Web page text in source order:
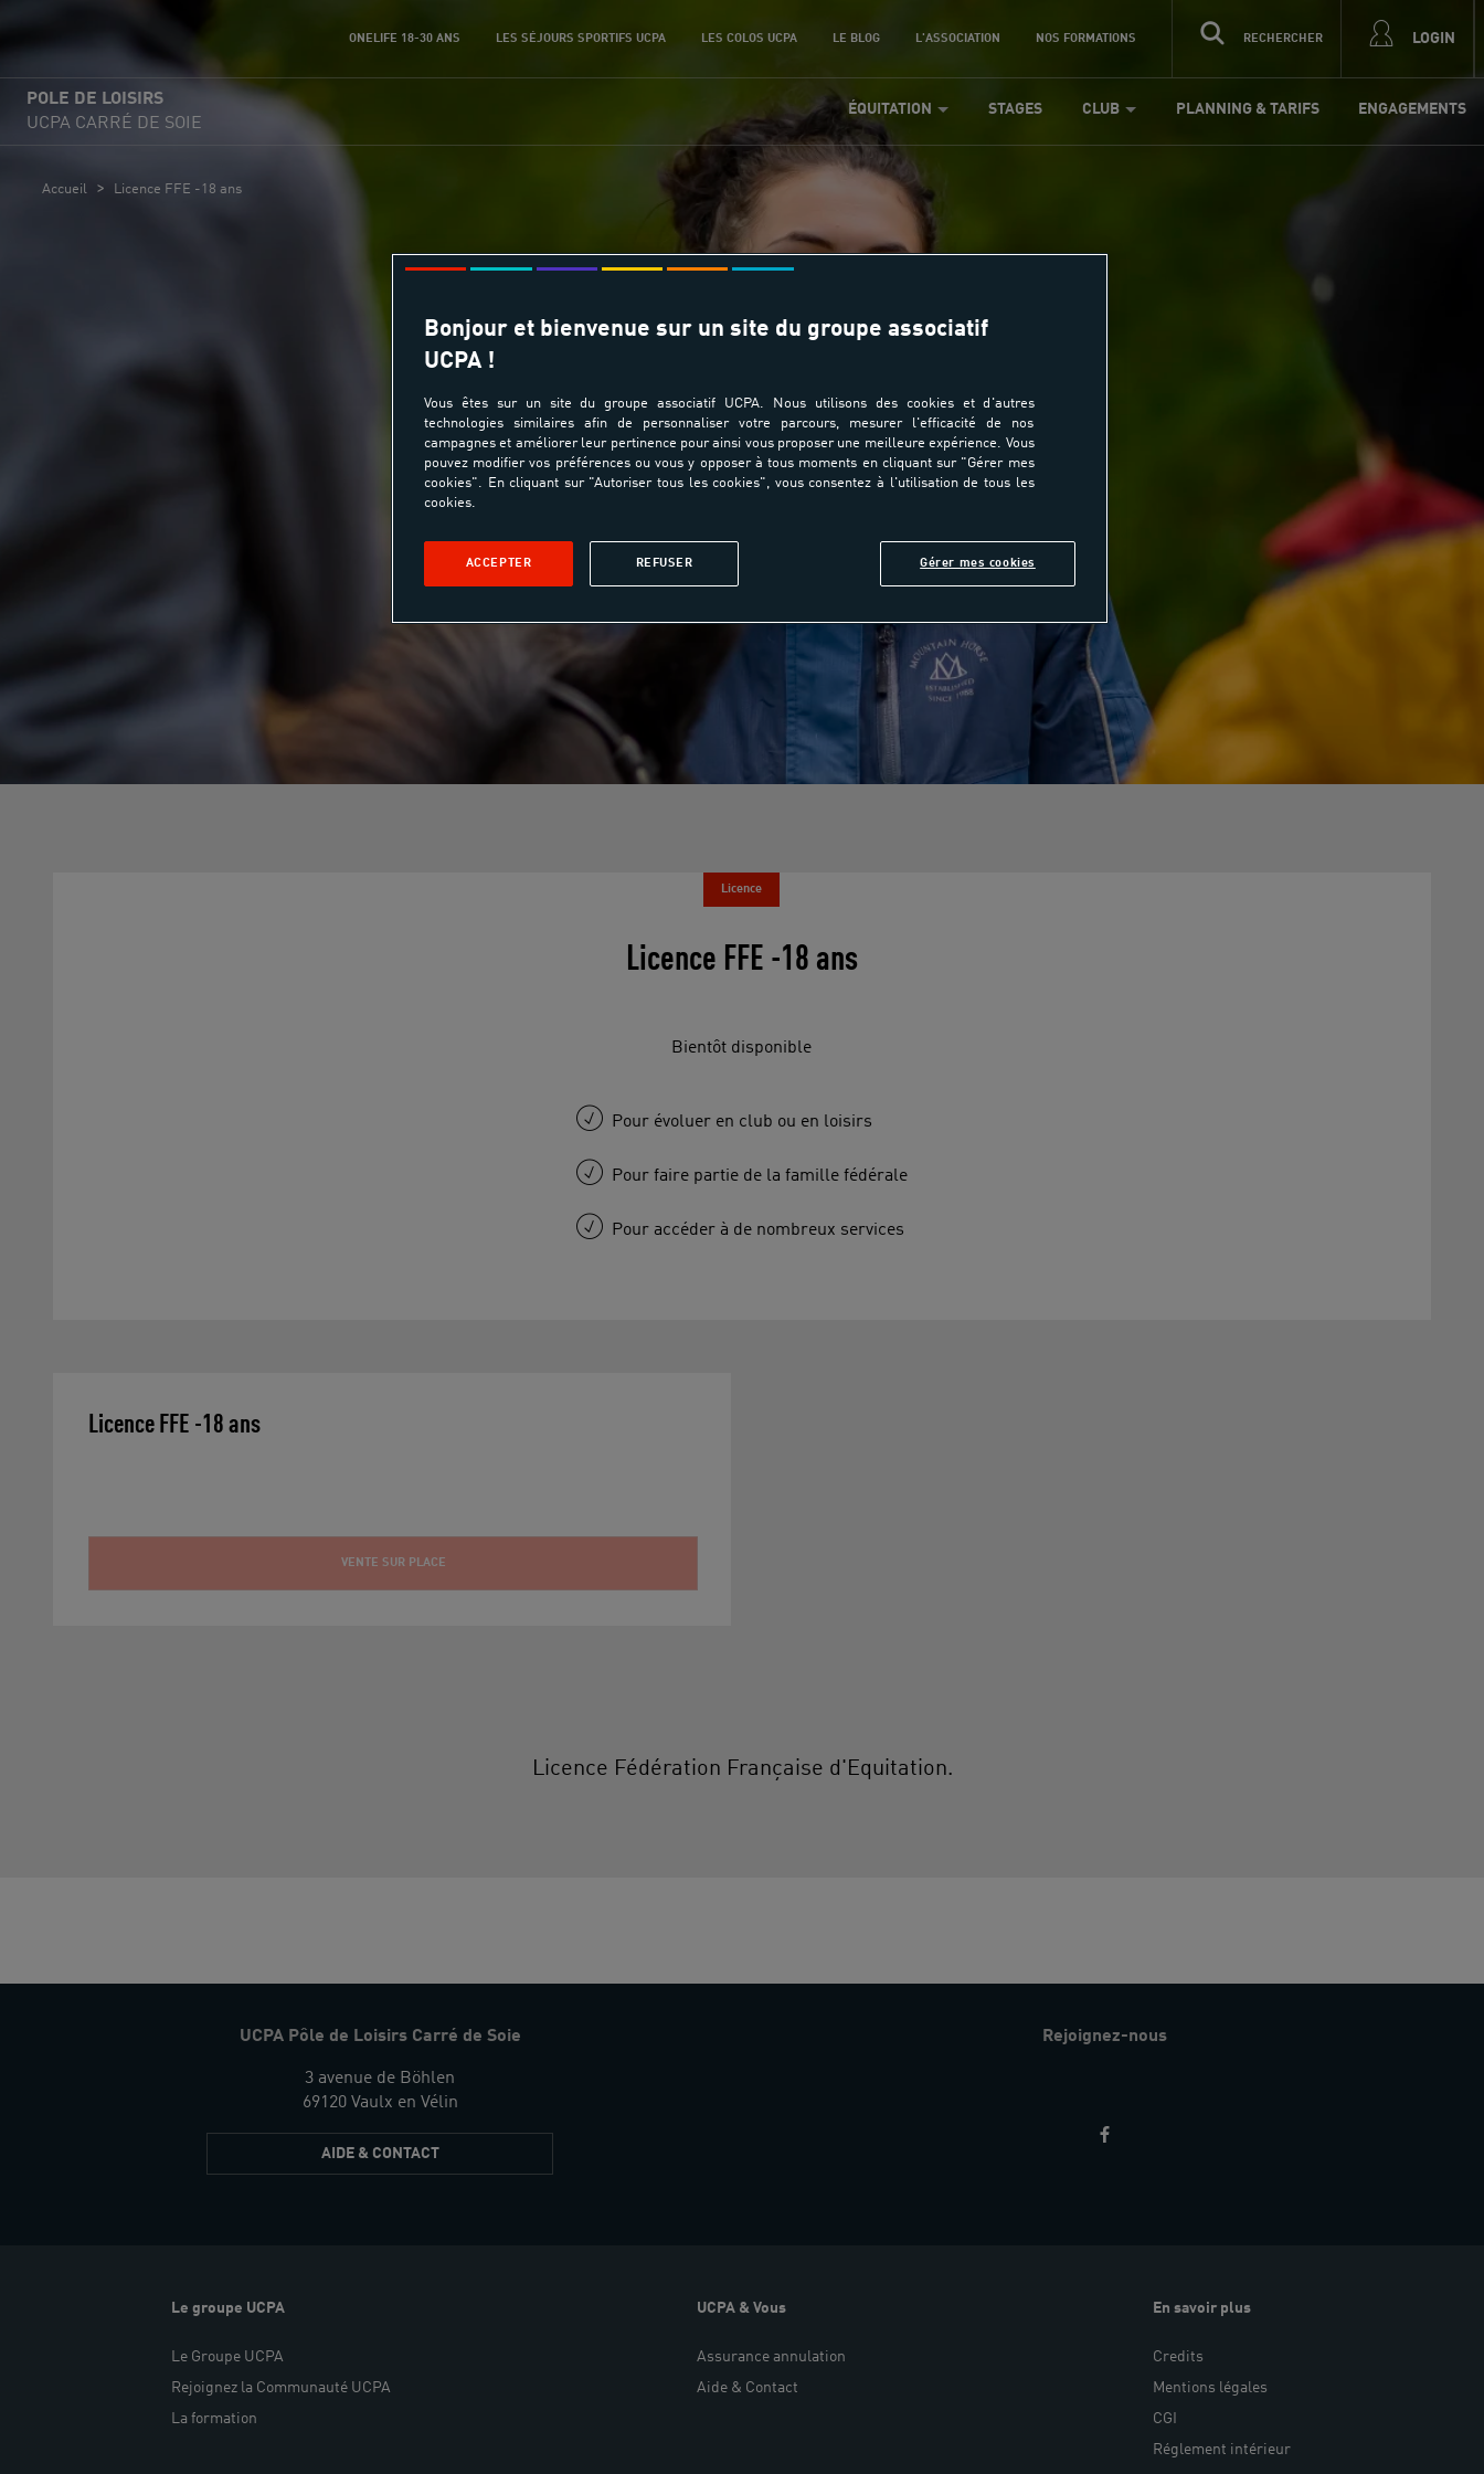
ONELIFE 18-30 ANS LES SÉJOURS SPORTIFS UCPA LES COLOS UCPA LE BLOG L'ASSOCIATION NOS FORMATIONS RECHERCHER LOGIN
POLE DE LOISIRS
UCPA CARRÉ DE SOIE
ÉQUITATION STAGES CLUB PLANNING & TARIFS ENGAGEMENTS
Accueil > Licence FFE -18 ans
Licence FFE -18 ans
Licence
Licence FFE -18 ans
Bientôt disponible
Pour évoluer en club ou en loisirs
Pour faire partie de la famille fédérale
Pour accéder à de nombreux services
Licence FFE -18 ans
VENTE SUR PLACE
Licence Fédération Française d'Equitation.
UCPA Pôle de Loisirs Carré de Soie
3 avenue de Böhlen
69120 Vaulx en Vélin
AIDE & CONTACT
Rejoignez-nous
Le groupe UCPA
Le Groupe UCPA
Rejoignez la Communauté UCPA
La formation
UCPA & Vous
Assurance annulation
Aide & Contact
En savoir plus
Credits
Mentions légales
CGI
Réglement intérieur
Bonjour et bienvenue sur un site du groupe associatif
UCPA !
Vous êtes sur un site du groupe associatif UCPA. Nous utilisons des cookies et d'autres
technologies similaires afin de personnaliser votre parcours, mesurer l'efficacité de nos
campagnes et améliorer leur pertinence pour ainsi vous proposer une meilleure expérience. Vous
pouvez modifier vos préférences ou vous y opposer à tous moments en cliquant sur "Gérer mes
cookies". En cliquant sur "Autoriser tous les cookies", vous consentez à l'utilisation de tous les
cookies.
Gérer mes cookies
REFUSER
ACCEPTER